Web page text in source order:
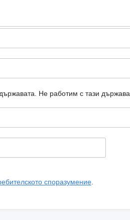
Не работим с тази държава
споразумение.